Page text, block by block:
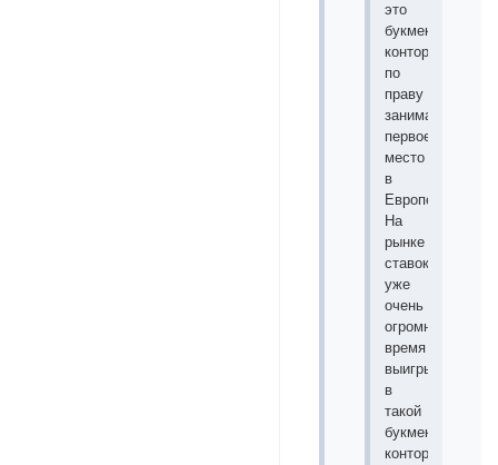
это
букмекерская
контора
по
праву
занимает
первое
место
в
Европе.
На
рынке
ставок
уже
очень
огромное
время
выигрывать
в
такой
букмекерской
конторе